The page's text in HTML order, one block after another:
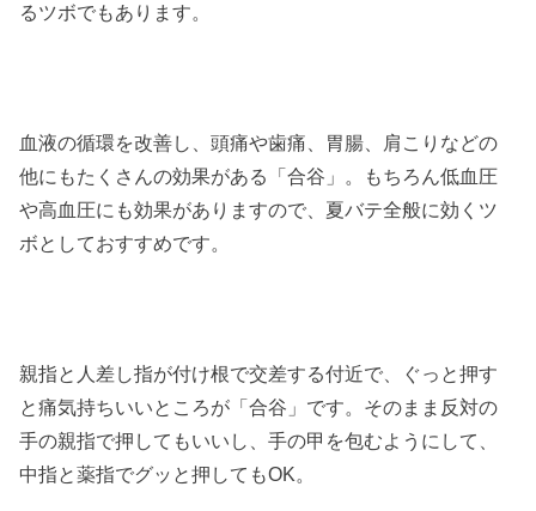
るツボでもあります。
血液の循環を改善し、頭痛や歯痛、胃腸、肩こりなどの
他にもたくさんの効果がある「合谷」。もちろん低血圧
や高血圧にも効果がありますので、夏バテ全般に効くツ
ボとしておすすめです。
親指と人差し指が付け根で交差する付近で、ぐっと押す
と痛気持ちいいところが「合谷」です。そのまま反対の
手の親指で押してもいいし、手の甲を包むようにして、
中指と薬指でグッと押してもOK。